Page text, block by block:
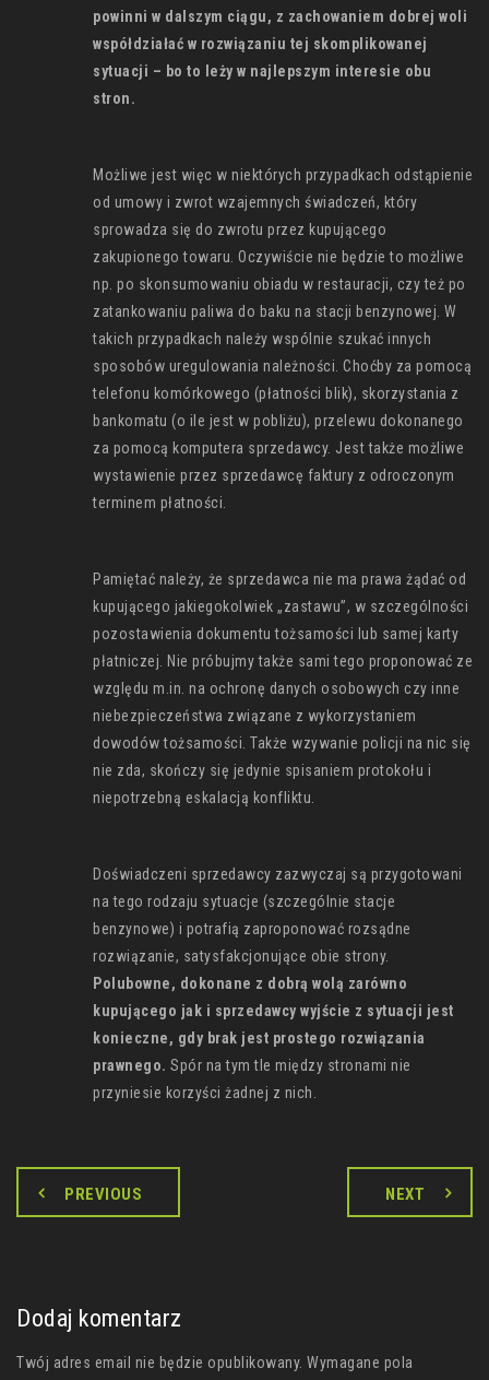
powinni w dalszym ciągu, z zachowaniem dobrej woli
współdziałać w rozwiązaniu tej skomplikowanej
sytuacji – bo to leży w najlepszym interesie obu
stron.
Możliwe jest więc w niektórych przypadkach odstąpienie
od umowy i zwrot wzajemnych świadczeń, który
sprowadza się do zwrotu przez kupującego
zakupionego towaru. Oczywiście nie będzie to możliwe
np. po skonsumowaniu obiadu w restauracji, czy też po
zatankowaniu paliwa do baku na stacji benzynowej. W
takich przypadkach należy wspólnie szukać innych
sposobów uregulowania należności. Choćby za pomocą
telefonu komórkowego (płatności blik), skorzystania z
bankomatu (o ile jest w pobliżu), przelewu dokonanego
za pomocą komputera sprzedawcy. Jest także możliwe
wystawienie przez sprzedawcę faktury z odroczonym
terminem płatności.
Pamiętać należy, że sprzedawca nie ma prawa żądać od
kupującego jakiegokolwiek „zastawu”, w szczególności
pozostawienia dokumentu tożsamości lub samej karty
płatniczej. Nie próbujmy także sami tego proponować ze
względu m.in. na ochronę danych osobowych czy inne
niebezpieczeństwa związane z wykorzystaniem
dowodów tożsamości. Także wzywanie policji na nic się
nie zda, skończy się jedynie spisaniem protokołu i
niepotrzebną eskalacją konfliktu.
Doświadczeni sprzedawcy zazwyczaj są przygotowani
na tego rodzaju sytuacje (szczególnie stacje
benzynowe) i potrafią zaproponować rozsądne
rozwiązanie, satysfakcjonujące obie strony.
Polubowne, dokonane z dobrą wolą zarówno
kupującego jak i sprzedawcy wyjście z sytuacji jest
konieczne, gdy brak jest prostego rozwiązania
prawnego. Spór na tym tle między stronami nie
przyniesie korzyści żadnej z nich.
PREVIOUS NEXT
Dodaj komentarz
Twój adres email nie będzie opublikowany. Wymagane pola